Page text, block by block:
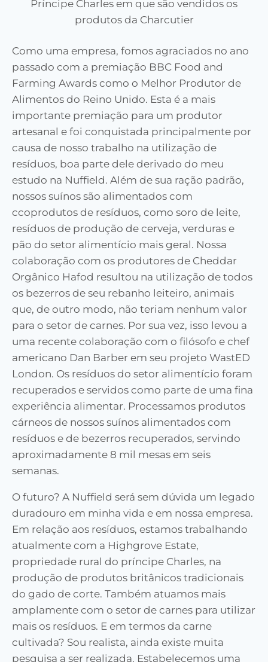
Príncipe Charles em que são vendidos os
produtos da Charcutier
Como uma empresa, fomos agraciados no ano
passado com a premiação BBC Food and
Farming Awards como o Melhor Produtor de
Alimentos do Reino Unido. Esta é a mais
importante premiação para um produtor
artesanal e foi conquistada principalmente por
causa de nosso trabalho na utilização de
resíduos, boa parte dele derivado do meu
estudo na Nuffield. Além de sua ração padrão,
nossos suínos são alimentados com
ccoprodutos de resíduos, como soro de leite,
resíduos de produção de cerveja, verduras e
pão do setor alimentício mais geral. Nossa
colaboração com os produtores de Cheddar
Orgânico Hafod resultou na utilização de todos
os bezerros de seu rebanho leiteiro, animais
que, de outro modo, não teriam nenhum valor
para o setor de carnes. Por sua vez, isso levou a
uma recente colaboração com o filósofo e chef
americano Dan Barber em seu projeto WastED
London. Os resíduos do setor alimentício foram
recuperados e servidos como parte de uma fina
experiência alimentar. Processamos produtos
cárneos de nossos suínos alimentados com
resíduos e de bezerros recuperados, servindo
aproximadamente 8 mil mesas em seis
semanas.
O futuro? A Nuffield será sem dúvida um legado
duradouro em minha vida e em nossa empresa.
Em relação aos resíduos, estamos trabalhando
atualmente com a Highgrove Estate,
propriedade rural do príncipe Charles, na
produção de produtos britânicos tradicionais
do gado de corte. Também atuamos mais
amplamente com o setor de carnes para utilizar
mais os resíduos. E em termos da carne
cultivada? Sou realista, ainda existe muita
pesquisa a ser realizada. Estabelecemos uma